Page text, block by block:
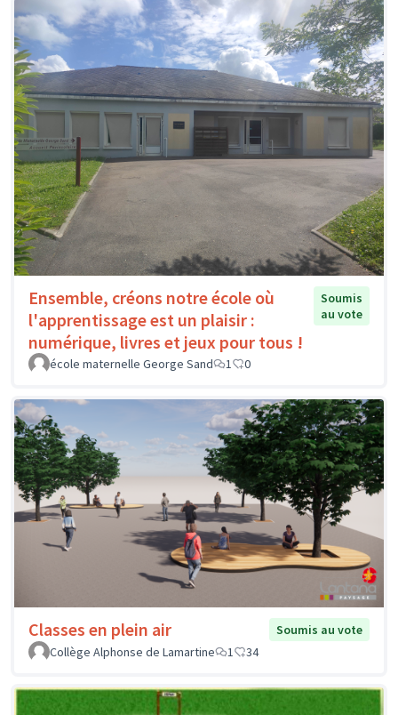
Ensemble, créons notre école où
l'apprentissage est un plaisir :
numérique, livres et jeux pour tous !
Soumis
au vote
école maternelle George Sand 1 0
Classes en plein air
Soumis au vote
Collège Alphonse de Lamartine
1 34